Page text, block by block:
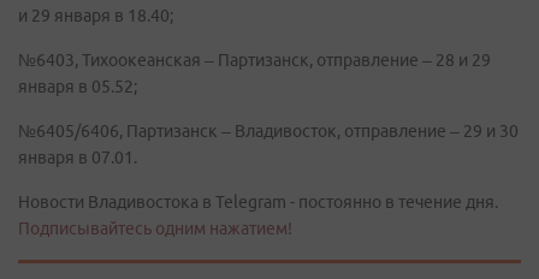
и 29 января в 18.40;
№6403, Тихоокеанская – Партизанск, отправление – 28 и 29
января в 05.52;
№6405/6406, Партизанск – Владивосток, отправление – 29 и 30
января в 07.01.
Новости Владивостока в Telegram - постоянно в течение дня.
Подписывайтесь одним нажатием!